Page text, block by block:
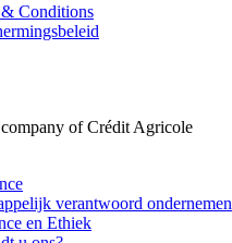
Conditions
of Crédit Agricole
verantwoord ondernemen
en Ethiek